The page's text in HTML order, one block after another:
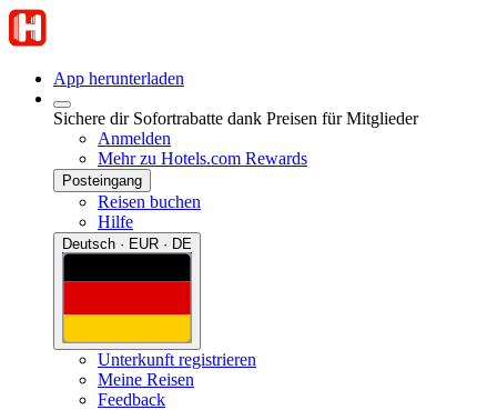
App herunterladen
Sichere dir Sofortrabatte dank Preisen für Mitglieder
Anmelden
Mehr zu Hotels.com Rewards
Posteingang
Reisen buchen
Hilfe
Deutsch · EUR · DE
Unterkunft registrieren
Meine Reisen
Feedback